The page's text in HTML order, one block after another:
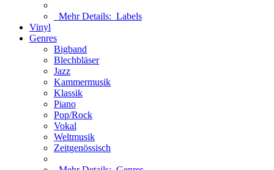
Mehr Details: Labels
Vinyl
Genres
Bigband
Blechbläser
Jazz
Kammermusik
Klassik
Piano
Pop/Rock
Vokal
Weltmusik
Zeitgenössisch